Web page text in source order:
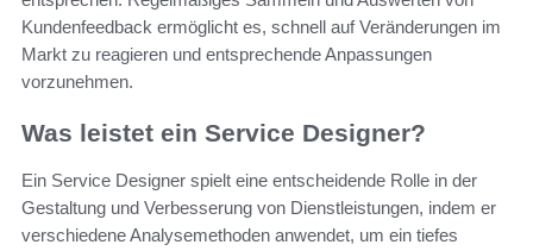
Kundenfeedback ermöglicht es, schnell auf Veränderungen im
Markt zu reagieren und entsprechende Anpassungen
vorzunehmen.
Was leistet ein Service Designer?
Ein Service Designer spielt eine entscheidende Rolle in der
Gestaltung und Verbesserung von Dienstleistungen, indem er
verschiedene Analysemethoden anwendet, um ein tiefes